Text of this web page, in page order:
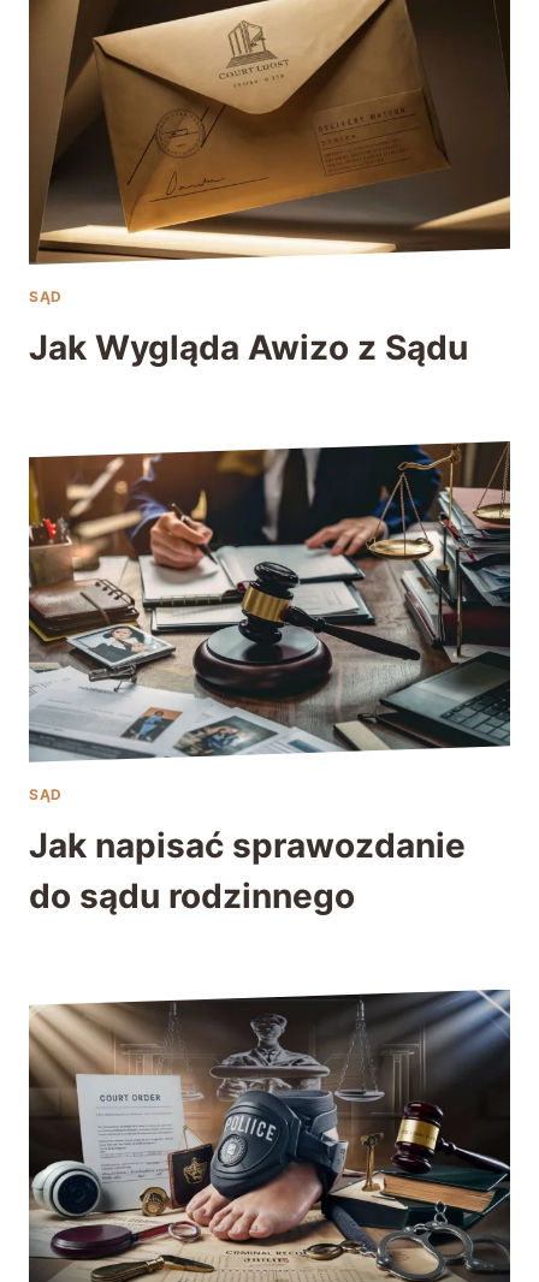
SĄD
Jak Wygląda Awizo z Sądu
SĄD
Jak napisać sprawozdanie
do sądu rodzinnego